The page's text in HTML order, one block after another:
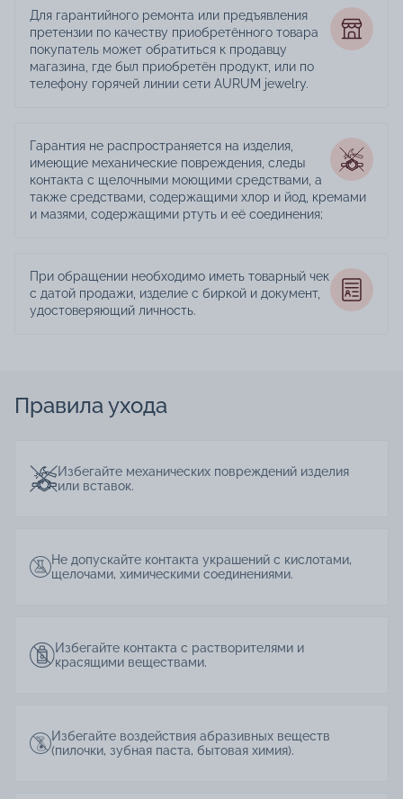
Для гарантийного ремонта или предъявления
претензии по качеству приобретённого товара
покупатель может обратиться к продавцу
магазина, где был приобретён продукт, или по
телефону горячей линии сети AURUM jewelry.
Гарантия не распространяется на изделия,
имеющие механические повреждения, следы
контакта с щелочными моющими средствами, а
также средствами, содержащими хлор и йод, кремами
и мазями, содержащими ртуть и её соединения;
При обращении необходимо иметь товарный чек
с датой продажи, изделие с биркой и документ,
удостоверяющий личность.
Правила ухода
Избегайте механических повреждений изделия
или вставок.
Не допускайте контакта украшений с кислотами,
щелочами, химическими соединениями.
Избегайте контакта с растворителями и
красящими веществами.
Избегайте воздействия абразивных веществ
(пилочки, зубная паста, бытовая химия).